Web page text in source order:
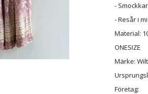
-
- Resår i
Material:
ONESIZE
Märke:
Företag: